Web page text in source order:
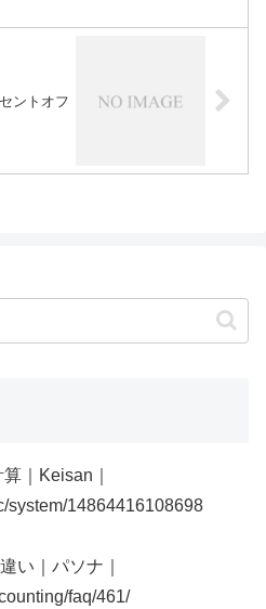
ントオフ
｜Keisan｜
system/14864416108698
い｜パソナ｜
faq/461/